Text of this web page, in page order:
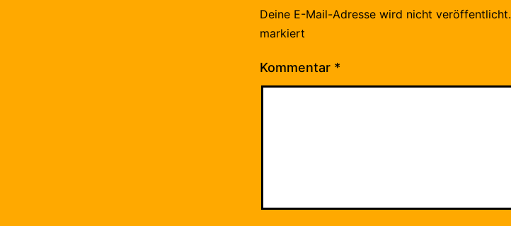
Deine E-Mail-Adresse wird nicht veröffentlicht.
markiert
Kommentar *